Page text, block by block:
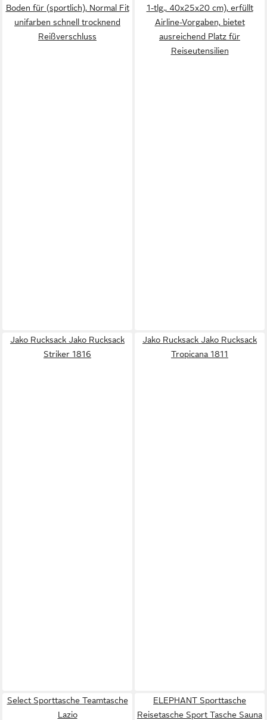
Boden für (sportlich), Normal Fit
unifarben schnell trocknend
Reißverschluss
1-tlg., 40x25x20 cm), erfüllt
Airline-Vorgaben, bietet
ausreichend Platz für
Reiseutensilien
Jako Rucksack Jako Rucksack
Striker 1816
Jako Rucksack Jako Rucksack
Tropicana 1811
Select Sporttasche Teamtasche
Lazio
ELEPHANT Sporttasche
Reisetasche Sport Tasche Sauna